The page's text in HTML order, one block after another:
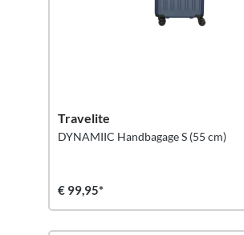
Travelite
DYNAMIIC Handbagage S (55 cm)
€ 99,95*